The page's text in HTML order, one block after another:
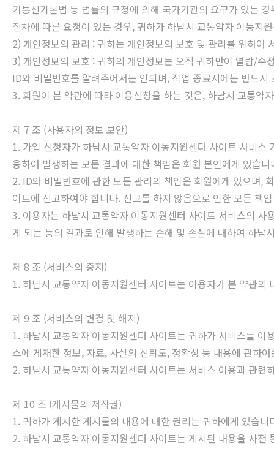
기통신기본법 등 법률의 규정에 의해 국가기관의 요구가 있는
절차에 따른 요청이 있는 경우, 귀하가 하남시 교통약자 이동지
2) 개인정보의 관리 : 귀하는 개인정보의 보호 및 관리를 위하
3) 개인정보의 보호 : 귀하의 개인정보는 오직 귀하만이 열람/
ID와 비밀번호를 알려주어서는 안되며, 작업 종료시에는 반드시
3. 회원이 본 약관에 따라 이용신청을 하는 것은, 하남시 교통약
제 7 조 (사용자의 정보 보안)
1. 가입 신청자가 하남시 교통약자 이동지원센터 사이트 서비
용하여 발생하는 모든 결과에 대한 책임은 회원 본인에게 있습니
2. ID와 비밀번호에 관한 모든 관리의 책임은 회원에게 있으며,
이트에 신고하여야 합니다. 신고를 하지 않음으로 인한 모든 책
3. 이용자는 하남시 교통약자 이동지원센터 사이트 서비스의
게 되는 등의 결과로 인해 발생하는 손해 및 손실에 대하여 하
제 8 조 (서비스의 중지)
1. 하남시 교통약자 이동지원센터 사이트는 이용자가 본 약관
제 9 조 (서비스의 변경 및 해지)
1. 하남시 교통약자 이동지원센터 사이트는 귀하가 서비스를
스에 게재한 정보, 자료, 사실의 신뢰도, 정확성 등 내용에 관하
2. 하남시 교통약자 이동지원센터 사이트는 서비스 이용과 관
제 10 조 (게시물의 저작권)
1. 귀하가 게시한 게시물의 내용에 대한 권리는 귀하에게 있습니
2. 하남시 교통약자 이동지원센터 사이트는 게시된 내용을 사